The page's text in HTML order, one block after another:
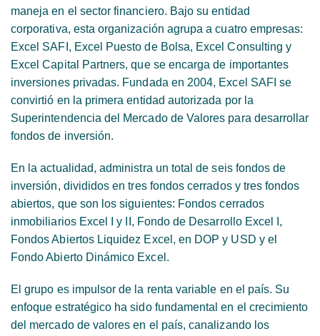
maneja en el sector financiero. Bajo su entidad
corporativa, esta organización agrupa a cuatro empresas:
Excel SAFI, Excel Puesto de Bolsa, Excel Consulting y
Excel Capital Partners, que se encarga de importantes
inversiones privadas. Fundada en 2004, Excel SAFI se
convirtió en la primera entidad autorizada por la
Superintendencia del Mercado de Valores para desarrollar
fondos de inversión.
En la actualidad, administra un total de seis fondos de
inversión, divididos en tres fondos cerrados y tres fondos
abiertos, que son los siguientes: Fondos cerrados
inmobiliarios Excel I
y , Fondo de Desarrollo Excel I ,
Fondos Abiertos Liquidez Excel , en DOP y USD y el
Fondo Abierto Dinámico Excel .
El grupo es impulsor de la renta variable en el país. Su
enfoque estratégico ha sido fundamental en el crecimiento
del mercado de valores en el país, canalizando los